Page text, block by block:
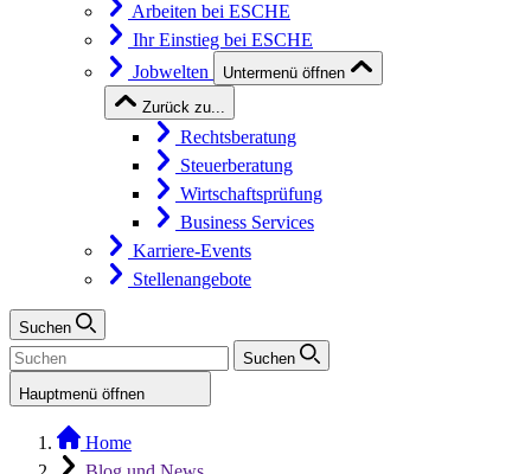
Arbeiten bei ESCHE
Ihr Einstieg bei ESCHE
Jobwelten
Untermenü öffnen
Zurück zu...
Rechtsberatung
Steuerberatung
Wirtschaftsprüfung
Business Services
Karriere-Events
Stellenangebote
Suchen
Suchen
Hauptmenü öffnen
Home